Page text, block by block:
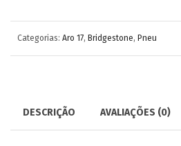
Categorias: Aro 17, Bridgestone, Pneu
DESCRIÇÃO AVALIAÇÕES (0)